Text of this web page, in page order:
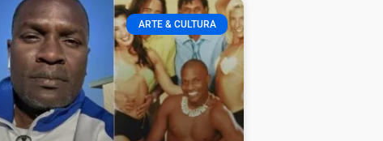
ARTE & CULTURA